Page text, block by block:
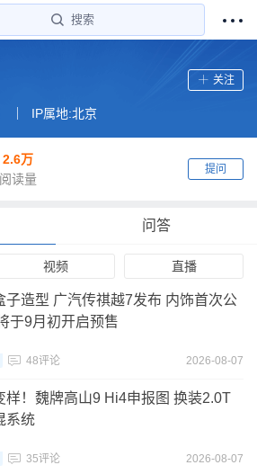
搜索
IP属地:北京
关注
2.6万
阅读量
提问
问答
视频 直播
子造型 广汽传祺越7发布 内饰首次公
于9月初开启预售
48评论 2026-08-07
！魏牌高山9 Hi4申报图 换装2.0T
系统
35评论 2026-08-07